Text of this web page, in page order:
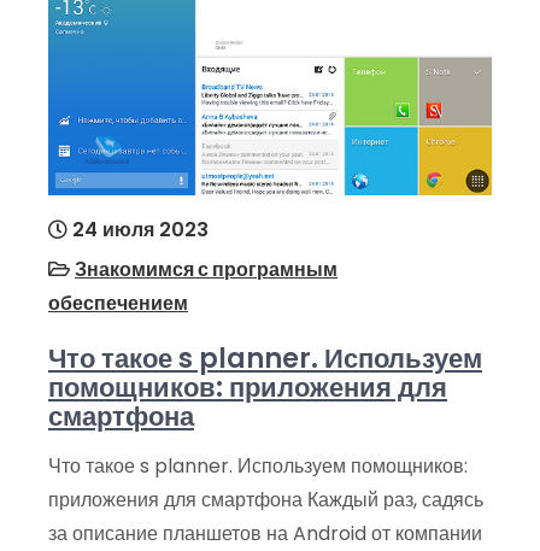
24 июля 2023
Знакомимся с програмным
обеспечением
Что такое s planner. Используем
помощников: приложения для
смартфона
Что такое s planner. Используем помощников:
приложения для смартфона Каждый раз, садясь
за описание планшетов на Android от компании